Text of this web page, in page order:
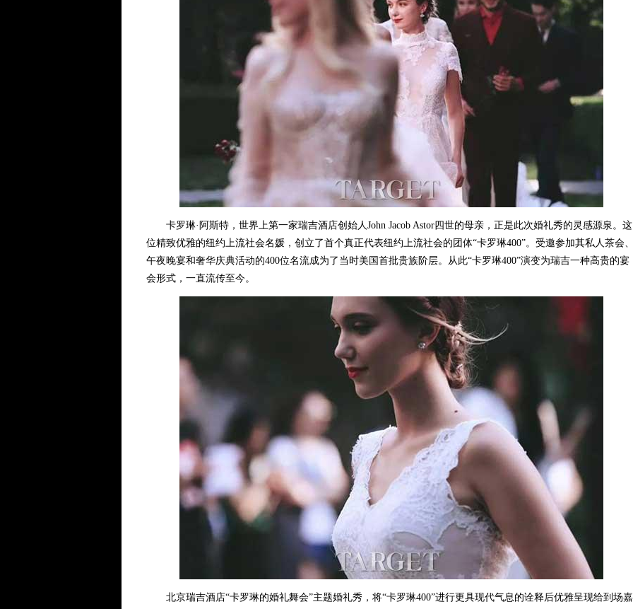
卡罗琳·阿斯特，世界上第一家瑞吉酒店创始人John Jacob Astor四世的母亲，正是此次婚礼秀的灵感源泉。这
位精致优雅的纽约上流社会名媛，创立了首个真正代表纽约上流社会的团体“卡罗琳400”。受邀参加其私人茶会
午夜晚宴和奢华庆典活动的400位名流成为了当时美国首批贵族阶层。从此“卡罗琳400”演变为瑞吉一种高贵的宴
会形式，一直流传至今。
北京瑞吉酒店“卡罗琳的婚礼舞会”主题婚礼秀，将“卡罗琳400”进行更具现代气息的诠释后优雅呈现给到场嘉